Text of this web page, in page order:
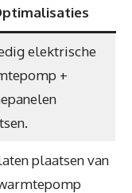
elektrische
+
plaatsen van